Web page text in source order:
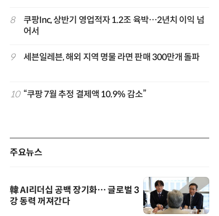
8
쿠팡Inc, 상반기 영업적자 1.2조 육박…2년치 이익 넘
어서
9 세븐일레븐, 해외 지역 명물 라면 판매 300만개 돌파
10 “쿠팡 7월 추정 결제액 10.9% 감소”
주요뉴스
韓 AI리더십 공백 장기화… 글로벌 3
강 동력 꺼져간다